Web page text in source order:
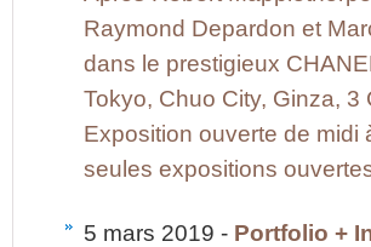
Raymond Depardon et
dans le prestigieux
Tokyo, Chuo City, Ginza,
Exposition ouverte de midi
seules expositions
5 mars 2019 - Portfolio +